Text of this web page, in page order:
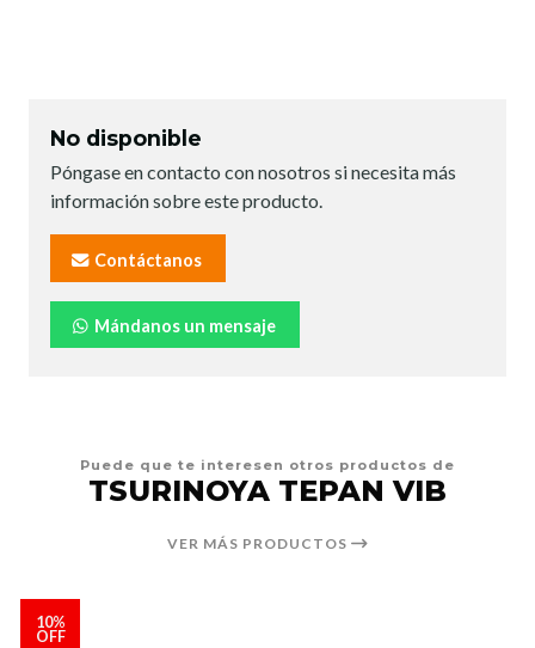
No disponible
Póngase en contacto con nosotros si necesita más
información sobre este producto.
Contáctanos
Mándanos un mensaje
Puede que te interesen otros productos de
TSURINOYA TEPAN VIB
VER MÁS PRODUCTOS
10%
OFF